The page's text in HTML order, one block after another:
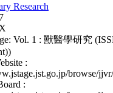
Research
Vol. 1 : 獸醫學研究
:
browse/
: